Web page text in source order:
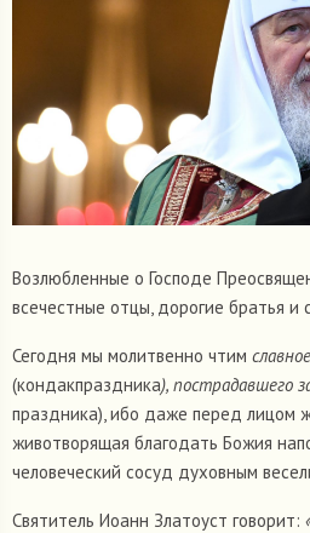
Возлюбленные о Господе
всечестные отцы, дорогие братья и
Сегодня мы молитвенно чтим
(кондакпраздника), пострадавшего
праздника), ибо даже перед лицом
животворящая благодать Божия
человеческий сосуд духовным
Святитель Иоанн Златоуст говорит: